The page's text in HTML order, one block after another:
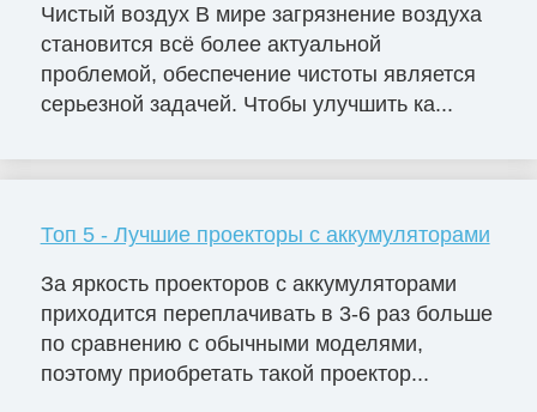
Чистый воздух В мире загрязнение воздуха
становится всё более актуальной
проблемой, обеспечение чистоты является
серьезной задачей. Чтобы улучшить ка...
Топ 5 - Лучшие проекторы с аккумуляторами
За яркость проекторов с аккумуляторами
приходится переплачивать в 3-6 раз больше
по сравнению с обычными моделями,
поэтому приобретать такой проектор...